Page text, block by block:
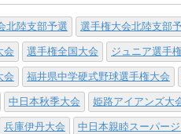
北陸支部予選 選手権大会北陸支部
会 選手権全国大会 ジュニア選手
会 福井県中学硬式野球選手権大会
中日本秋季大会 姫路アイアンズ大
兵庫伊丹大会 中日本親睦スーパー